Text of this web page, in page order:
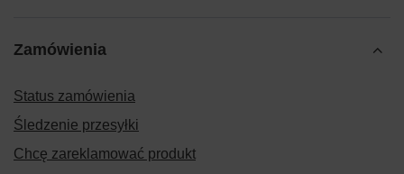
Zamówienia
Status zamówienia
Śledzenie przesyłki
Chcę zareklamować produkt